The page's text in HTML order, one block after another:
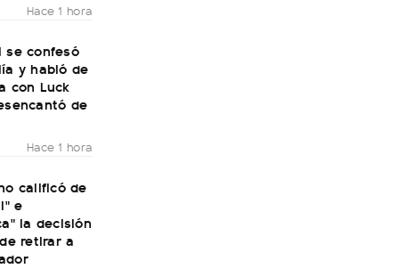
Hace 1 hora
se confesó
y habló de
con Luck
de
Hace 1 hora
calificó de
e
la decisión
retirar a